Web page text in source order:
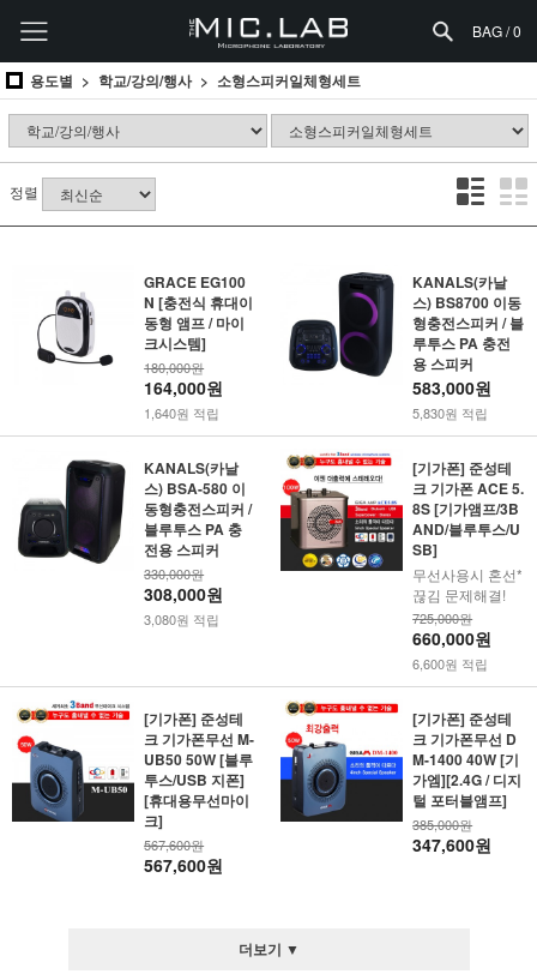
BAG /0
용도별 학교/강의/행사 소형스피커일체형세트
정렬
GRACE EG100
N [충전식 휴대이
동형 앰프 / 마이
크시스템]
180,000원
164,000원
1,640원 적립
KANALS(카날
스) BS8700 이동
형충전스피커 / 블
루투스 PA 충전
용 스피커
583,000원
5,830원 적립
KANALS(카날
스) BSA-580 이
동형충전스피커 /
블루투스 PA 충
전용 스피커
330,000원
308,000원
3,080원 적립
[기가폰] 준성테
크 기가폰 ACE 5.
8S [기가앰프/3B
AND/블루투스/U
SB]
무선사용시 혼선*
끊김 문제해결!
725,000원
660,000원
6,600원 적립
[기가폰] 준성테
크 기가폰무선 M-
UB50 50W [블루
투스/USB 지폰]
[휴대용무선마이
크]
567,600원
567,600원
[기가폰] 준성테
크 기가폰무선 D
M-1400 40W [기
가엠][2.4G / 디지
털 포터블앰프]
385,000원
347,600원
더보기 ▼